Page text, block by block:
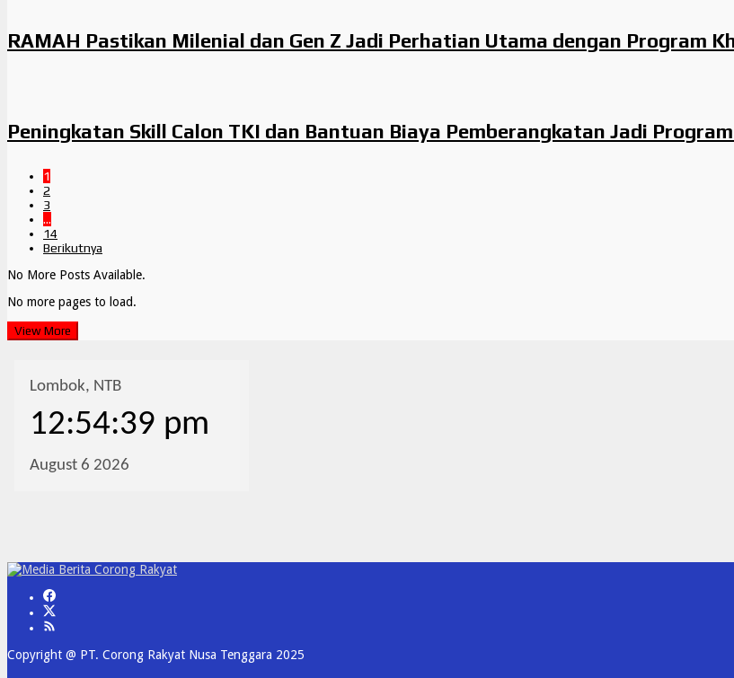
RAMAH Pastikan Milenial dan Gen Z Jadi Perhatian Utama dengan Program
Peningkatan Skill Calon TKI dan Bantuan Biaya Pemberangkatan Jadi
1
2
3
…
14
Berikutnya
No More Posts Available.
No more pages to load.
View More
Copyright @ PT. Corong Rakyat Nusa Tenggara 2025